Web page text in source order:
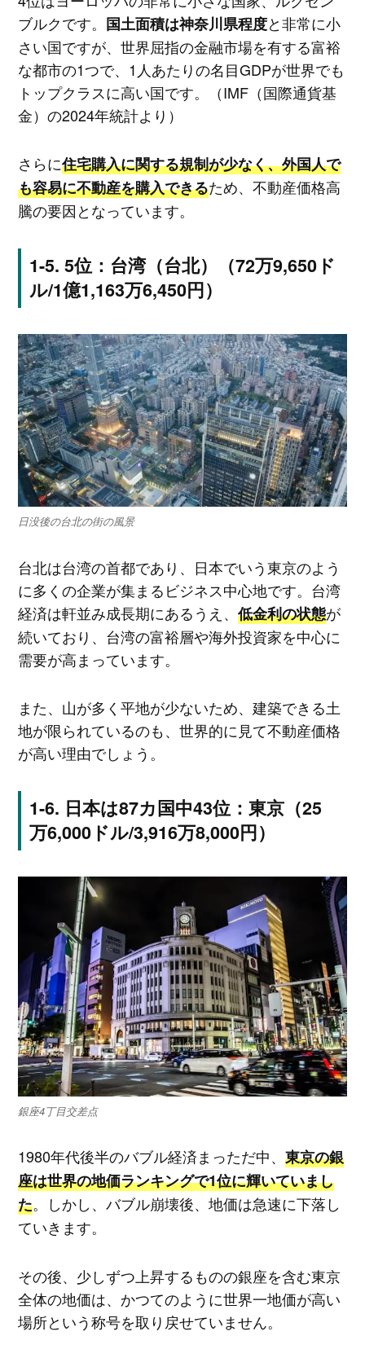
ブルクです。 国土面積は神奈川県程度と非常に小
さい国ですが、世界屈指の金融市場を有する富裕
な都市の1つで、1人あたりの名目GDPが世界でも
トップクラスに高い国です。（IMF（国際通貨基
金）の2024年統計より）
さらに住宅購入に関する規制が少なく、外国人で
も容易に不動産を購入できるため、不動産価格高
騰の要因となっています。
5位：台湾（台北）（72万9,650ド
ル/1億1,163万6,450円）
日没後の台北の街の風景
台北は台湾の首都であり、日本でいう東京のよう
に多くの企業が集まるビジネス中心地です。台湾
経済は軒並み成長期にあるうえ、 低金利の状態が
続いており、台湾の富裕層や海外投資家を中心に
需要が高まっています。
また、山が多く平地が少ないため、建築できる土
地が限られているのも、世界的に見て不動産価格
が高い理由でしょう。
日本は87カ国中43位：東京（25
万6,000ドル/3,916万8,000円）
銀座4丁目交差点
1980年代後半のバブル経済まっただ中、 東京の銀
座は世界の地価ランキングで1位に輝いていまし
た。しかし、バブル崩壊後、地価は急速に下落し
ていきます。
その後、少しずつ上昇するものの銀座を含む東京
全体の地価は、かつてのように世界一地価が高い
場所という称号を取り戻せていません。